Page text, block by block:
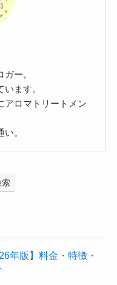
ー。
ます。
アロマトリートメン
。
索
年版】料金・特徴・